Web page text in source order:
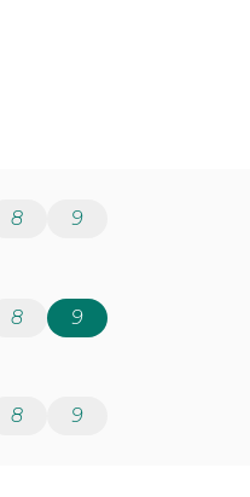
8 9
8 9
8 9